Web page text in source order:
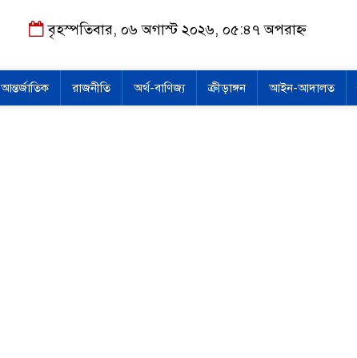
বৃহস্পতিবার, ০৬ অগাস্ট ২০২৬, ০৫:৪৭ অপরাহ্ন
আন্তর্জাতিক রাজনীতি অর্থ-বাণিজ্য ক্রীড়াঙ্গন আইন-আদালত